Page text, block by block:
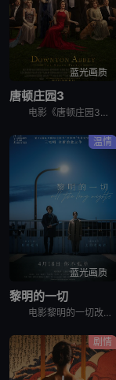
蓝光画质
唐顿庄园3
电影《唐顿庄园3》讲述了玛丽身陷公众丑闻，家族面临财务困境，全家面临着社会耻辱的威胁。克劳利家族必须拥抱变革，与下一代一起引领唐顿庄园走向未来。
温情
蓝光画质
黎明的一切
电影黎明的一切改编自濑尾麻衣子的同名小说，讲述拥有常人难以理解的疾病和烦恼的同事二人互相帮助度过各自创伤的故事。患有经前综合征的藤沢美纱，因为刚转职来的山添孝俊做的某件事而爆发怒火。陷入自我厌恶的
剧情